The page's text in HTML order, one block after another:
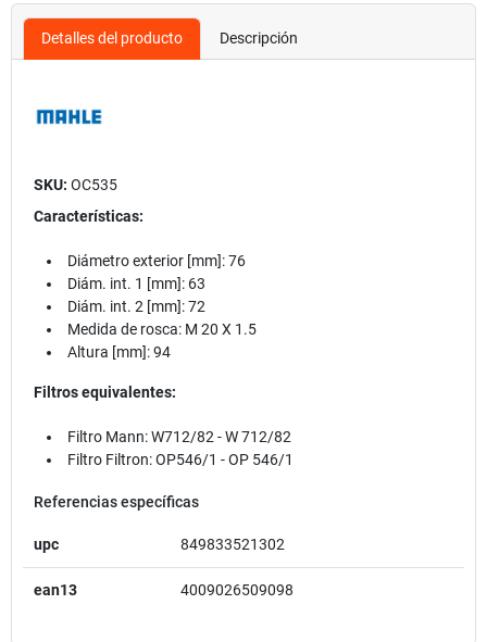
Detalles del producto Descripción
SKU: OC535
Características:
Diámetro exterior [mm]: 76
Diám. int. 1 [mm]: 63
Diám. int. 2 [mm]: 72
Medida de rosca: M 20 X 1.5
Altura [mm]: 94
Filtros equivalentes:
Filtro Mann: W712/82 - W 712/82
Filtro Filtron: OP546/1 - OP 546/1
Referencias específicas
upc 849833521302
ean13 4009026509098